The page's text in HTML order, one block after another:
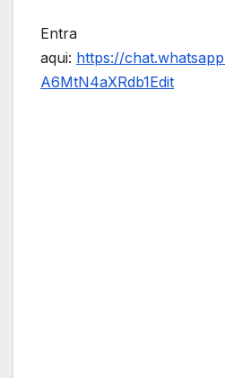
Entra
aqui: https://
A6MtN4aXRdb1Edit